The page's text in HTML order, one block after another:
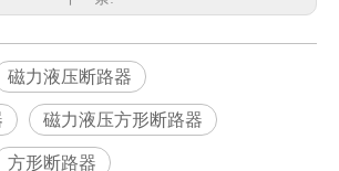
磁力液压断路器
磁力液压方形断路器
方形断路器